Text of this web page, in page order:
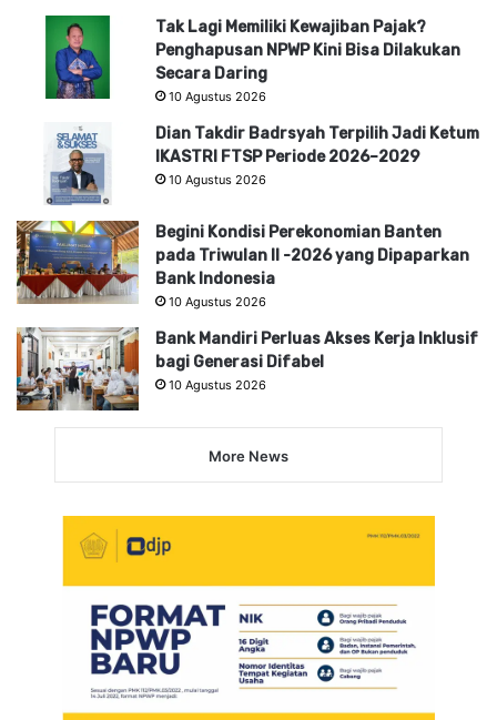
Tak Lagi Memiliki Kewajiban Pajak?
Penghapusan NPWP Kini Bisa Dilakukan
Secara Daring
10 Agustus 2026
Dian Takdir Badrsyah Terpilih Jadi Ketum
IKASTRI FTSP Periode 2026–2029
10 Agustus 2026
Begini Kondisi Perekonomian Banten
pada Triwulan II -2026 yang Dipaparkan
Bank Indonesia
10 Agustus 2026
Bank Mandiri Perluas Akses Kerja Inklusif
bagi Generasi Difabel
10 Agustus 2026
More News